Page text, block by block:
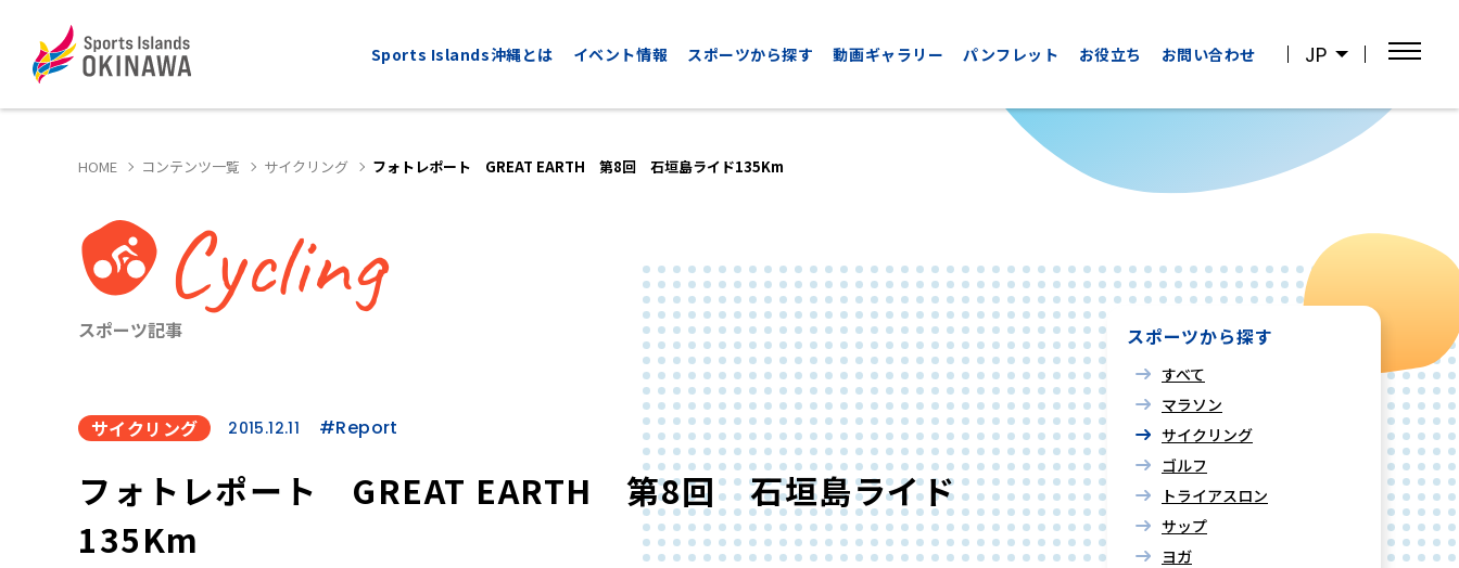
JP
Sports Islands沖縄とは イベント情報 スポーツから探す
ALL
全てのスポーツ
CYCLING
サイクリング
GOLF
ゴルフ
SPORTS
スポーツ観戦
CATEGORIES
その他の
カテゴリー
動画ギャラリー パンフレット お役立ち お問い合わせ
HOME コンテンツ一覧 サイクリング フォトレポート GREAT EARTH 第8回 石垣島ライド135Km
Cycling
スポーツ記事
サイクリング 2015.12.11 #Report
フォトレポート GREAT EARTH 第8回 石垣島ライド
135Km
スポーツから探す
すべて
マラソン
サイクリング
ゴルフ
トライアスロン
サップ
ヨガ